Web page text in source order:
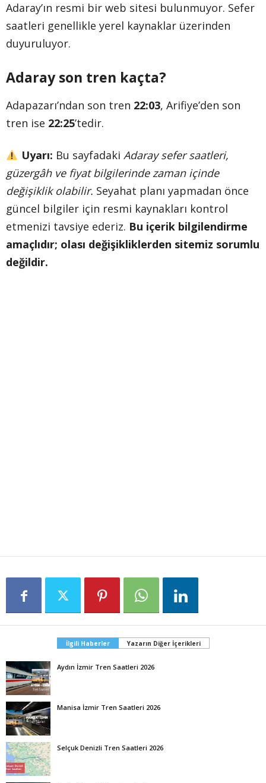
Adaray’ın resmi bir web sitesi bulunmuyor. Sefer
saatleri genellikle yerel kaynaklar üzerinden
duyuruluyor.
Adaray son tren kaçta?
Adapazarı’ndan son tren 22:03, Arifiye’den son
tren ise 22:25’tedir.
Uyarı: Bu sayfadaki Adaray sefer saatleri,
güzergâh ve fiyat bilgilerinde zaman içinde
değişiklik olabilir. Seyahat planı yapmadan önce
güncel bilgiler için resmi kaynakları kontrol
etmenizi tavsiye ederiz. Bu içerik bilgilendirme
amaçlıdır; olası değişikliklerden sitemiz sorumlu
değildir.
İlgili Haberler Yazarın Diğer İçerikleri
Aydın İzmir Tren Saatleri 2026
Manisa İzmir Tren Saatleri 2026
Selçuk Denizli Tren Saatleri 2026